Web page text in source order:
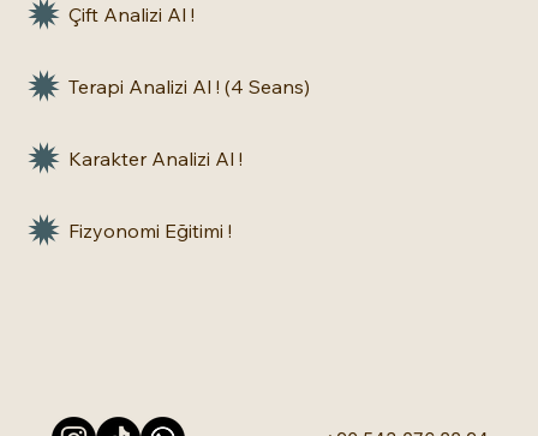
Karakter Analizi Al !
Terapi Analizi Al ! (4 Seans)
Çift Analizi Al !
Fizyonomi Eğitimi !